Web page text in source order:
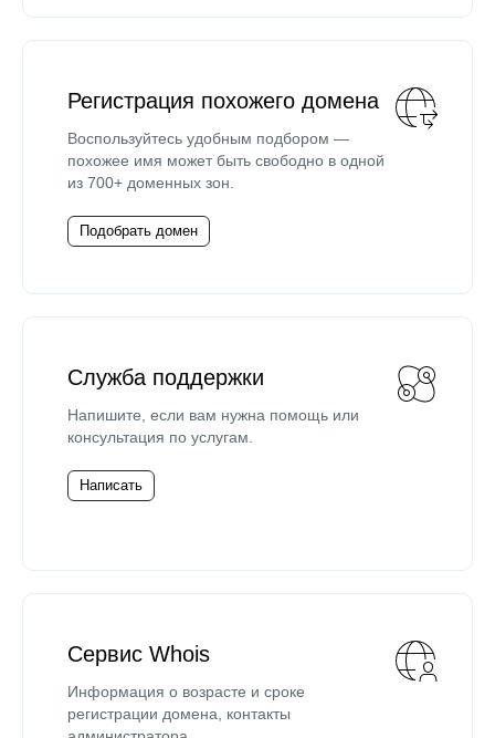
Регистрация похожего домена
Воспользуйтесь удобным подбором —
похожее имя может быть свободно в одной
из 700+ доменных зон.
Подобрать домен
Служба поддержки
Напишите, если вам нужна помощь или
консультация по услугам.
Написать
Сервис Whois
Информация о возрасте и сроке
регистрации домена, контакты